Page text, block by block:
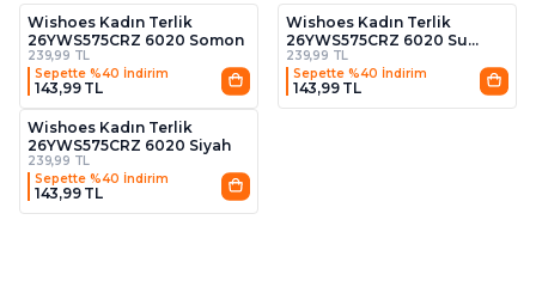
Wishoes Kadın Terlik
26YWS575CRZ 6020 Somon
239,99 TL
Sepette %40 İndirim
143,99 TL
Wishoes Kadın Terlik
26YWS575CRZ 6020 Su
yeşili
239,99 TL
Sepette %40 İndirim
143,99 TL
3
Wishoes Kadın Terlik
26YWS575CRZ 6020 Siyah
239,99 TL
Sepette %40 İndirim
143,99 TL